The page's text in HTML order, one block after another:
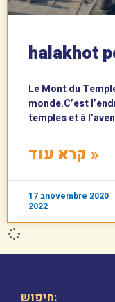
halakhot
Le Mont du
monde.C’est
temples et à
קרא עוד »
17 בnovembre 2020
2022
חיפוש: